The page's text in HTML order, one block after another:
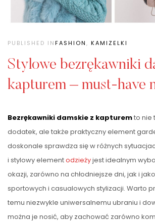
PUBLISHED INFASHION, KAMIZELKI
Stylowe bezrękawniki
kapturem – must-have
Bezrękawniki damskie z kapturemto nie
dodatek, ale także praktyczny element
doskonale sprawdza się w różnych
i stylowy elementodzieżyjest idealnym
okazji, zarówno na chłodniejsze dni, jak i
sportowych i casualowych stylizacji. Warto
temu niezwykle uniwersalnemu ubraniu i
można je nosić, aby zachować zarówno